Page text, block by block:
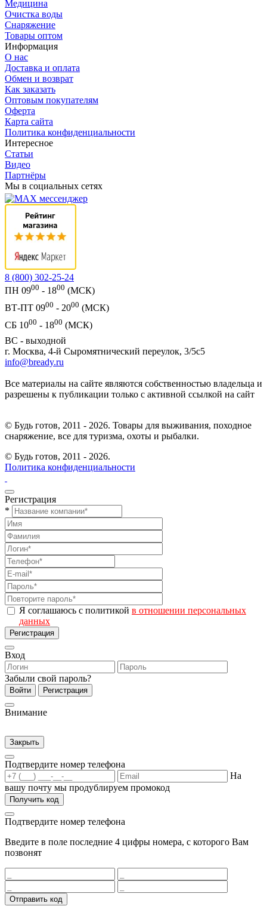
Медицина
Очистка воды
Снаряжение
Товары оптом
Информация
О нас
Доставка и оплата
Обмен и возврат
Как заказать
Оптовым покупателям
Оферта
Карта сайта
Политика конфиденциальности
Интересное
Статьи
Видео
Партнёры
Мы в социальных сетях
8 (800) 302-25-24
ПН 0900 - 1800 (МСК)
ВТ-ПТ 0900 - 2000 (МСК)
СБ 1000 - 1800 (МСК)
ВС - выходной
г. Москва, 4-й Сыромятнический переулок, 3/5с5
info@bready.ru
Все материалы на сайте являются собственностью владельца и
разрешены к публикации только с активной ссылкой на сайт
© Будь готов, 2011 - 2026. Товары для выживания, походное
снаряжение, все для туризма, охоты и рыбалки.
© Будь готов, 2011 - 2026.
Политика конфиденциальности
Регистрация
*
Я соглашаюсь с политикой в отношении персональных
данных
Регистрация
Вход
Забыли свой пароль?
Войти Регистрация
Внимание
Закрыть
Подтвердите номер телефона
На
вашу почту мы продублируем промокод
Получить код
Подтвердите номер телефона
Введите в поле последние 4 цифры номера, с которого Вам
позвонят
Отправить код